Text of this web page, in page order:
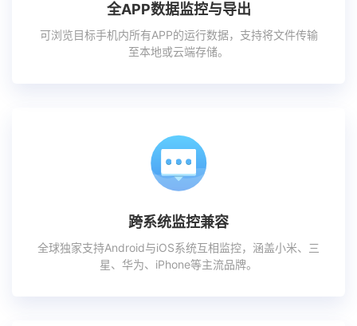
全APP数据监控与导出
可浏览目标手机内所有APP的运行数据，支持将文件传输
至本地或云端存储。
跨系统监控兼容
全球独家支持Android与iOS系统互相监控，涵盖小米、三
星、华为、iPhone等主流品牌。